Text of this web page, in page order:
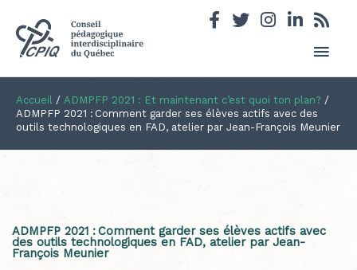
Accueil / ADMPFP 2021 : Et maintenant c’est quoi ton plan? /
ADMPFP 2021 : Comment garder ses élèves actifs avec des
outils technologiques en FAD, atelier par Jean-François Meunier
ADMPFP 2021 : Comment garder ses élèves actifs avec
des outils technologiques en FAD, atelier par Jean-
François Meunier